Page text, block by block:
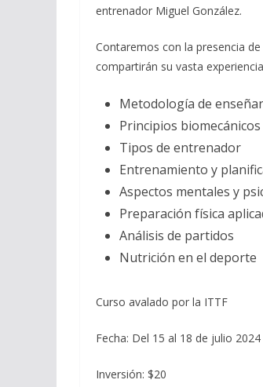
entrenador Miguel González.
Contaremos con la presencia
compartirán su vasta
Metodología de
Principios
Tipos de entrenador
Entrenamiento y
Aspectos mentales y
Preparación física
Análisis de partidos
Nutrición en el deporte
Curso avalado por la ITTF
Fecha: Del 15 al 18 de julio 2024
Inversión: $20